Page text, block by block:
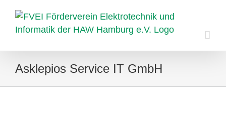
Inhalt
springen
Asklepios Service IT GmbH